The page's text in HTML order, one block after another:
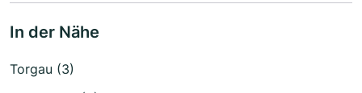
In der Nähe
Torgau (3)